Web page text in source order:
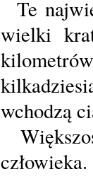
Te
wielki
wchodzą